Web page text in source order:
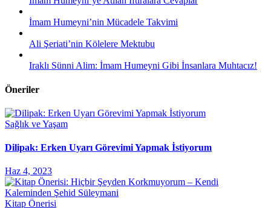
İmam Humeyni’nin Mücadele Takvimi
Ali Şeriati’nin Kölelere Mektubu
Iraklı Sünni Alim: İmam Humeyni Gibi İnsanlara Muhtacız!
Öneriler
Sağlık ve Yaşam
Dilipak: Erken Uyarı Görevimi Yapmak İstiyorum
Haz 4, 2023
Kitap Önerisi